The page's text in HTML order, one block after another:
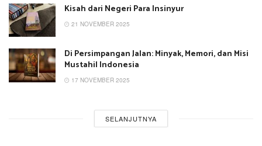
Kisah dari Negeri Para Insinyur
21 NOVEMBER 2025
Di Persimpangan Jalan: Minyak, Memori, dan Misi
Mustahil Indonesia
17 NOVEMBER 2025
SELANJUTNYA